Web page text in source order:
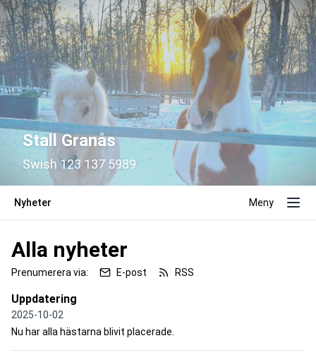
Stall Granås
Swish 123 137 5989
Nyheter Meny
Alla nyheter
Prenumerera via: E-post RSS
Uppdatering
2025-10-02
Nu har alla hästarna blivit placerade.